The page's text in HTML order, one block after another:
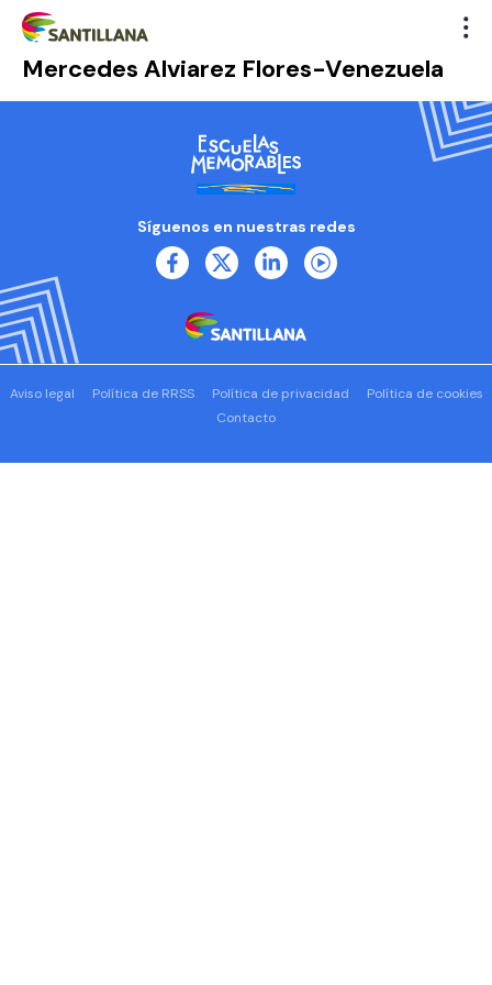
Mercedes Alviarez Flores-Venezuela
Síguenos en nuestras redes
Aviso legal Política de RRSS Política de privacidad
Política de cookies
Contacto